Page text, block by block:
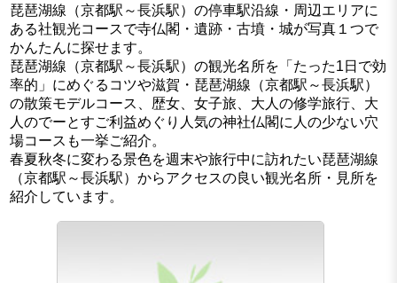
琵琶湖線（京都駅～長浜駅）の停車駅沿線・周辺エリアに
ある社観光コースで寺仏閣・遺跡・古墳・城が写真１つで
かんたんに探せます。
琵琶湖線（京都駅～長浜駅）の観光名所を「たった1日で効
率的」にめぐるコツや滋賀・琵琶湖線（京都駅～長浜駅）
の散策モデルコース、歴女、女子旅、大人の修学旅行、大
人のでーとすご利益めぐり人気の神社仏閣に人の少ない穴
場コースも一挙ご紹介。
春夏秋冬に変わる景色を週末や旅行中に訪れたい琵琶湖線
（京都駅～長浜駅）からアクセスの良い観光名所・見所を
紹介しています。